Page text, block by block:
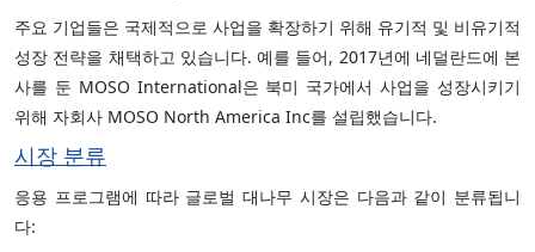
주요 기업들은 국제적으로 사업을 확장하기 위해 유기적 및 비유기적
성장 전략을 채택하고 있습니다. 예를 들어, 2017년에 네덜란드에 본
사를 둔 MOSO International은 북미 국가에서 사업을 성장시키기
위해 자회사 MOSO North America Inc를 설립했습니다.
시장 분류
응용 프로그램에 따라 글로벌 대나무 시장은 다음과 같이 분류됩니
다: